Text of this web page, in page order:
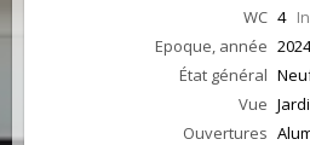
WC 4
Epoque, année 2024
État général
Vue
Ouvertures